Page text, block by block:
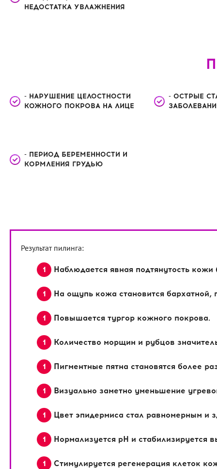
НЕДОСТАТКА УВЛАЖНЕНИЯ
- НАРУШЕНИЕ ЦЕЛОСТНОСТИ
КОЖНОГО ПОКРОВА НА ЛИЦЕ
- ОСТРЫЕ
- ПЕРИОД БЕРЕМЕННОСТИ И
КОРМЛЕНИЯ ГРУДЬЮ
Результат пилинга:
Наблюдается явная подтянутость
На ощупь кожа становится бархатной,
Повышается тургор кожного покрова.
Количество морщин и рубцов
Пигментные пятна становятся более
Визуально заметно уменьшение
Цвет эпидермиса стал равномерным и
Нормализуется pH и стабилизируется
Стимулируется регенерация клеток